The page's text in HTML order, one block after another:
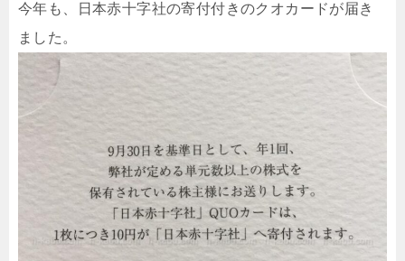
今年も、日本赤十字社の寄付付きのクオカードが届き
ました。